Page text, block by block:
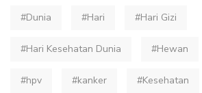
#Dunia #Hari #Hari Gizi
#Hari Kesehatan Dunia #Hewan
#hpv #kanker #Kesehatan